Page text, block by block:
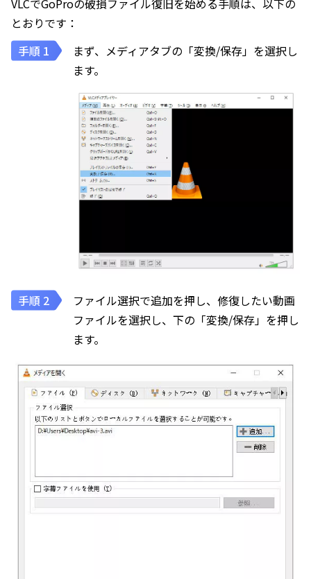
VLCでGoProの破損ファイル復旧を始める手順は、以下の
とおりです：
まず、メディアタブの「変換/保存」を選択し
ます。
ファイル選択で追加を押し、修復したい動画
ファイルを選択し、下の「変換/保存」を押し
ます。